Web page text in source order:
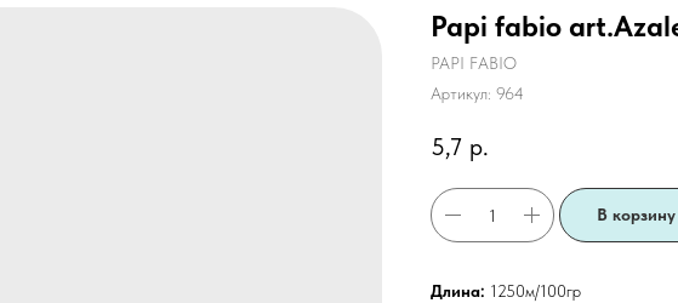
Papi fabio
PAPI FABIO
Артикул: 964
5,7 р.
В корзину
Длина: 1250м/100гр